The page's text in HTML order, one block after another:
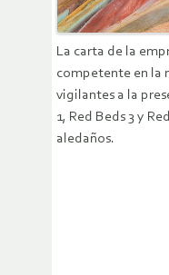
La carta de la
competente en la
vigilantes a la
1, Red Beds 3 y
aledaños.